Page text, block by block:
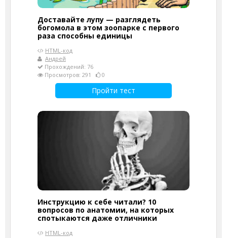
Доставайте лупу — разглядеть
богомола в этом зоопарке с первого
раза способны единицы
HTML-код
Андрей
Прохождений: 76
Просмотров: 291
0
Пройти тест
Инструкцию к себе читали? 10
вопросов по анатомии, на которых
спотыкаются даже отличники
HTML-код